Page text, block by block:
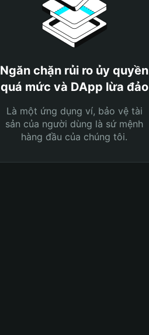
Ngăn chặn rủi ro ủy quyền
quá mức và DApp lừa đảo
Là một ứng dụng ví, bảo vệ tài
sản của người dùng là sứ mệnh
hàng đầu của chúng tôi.